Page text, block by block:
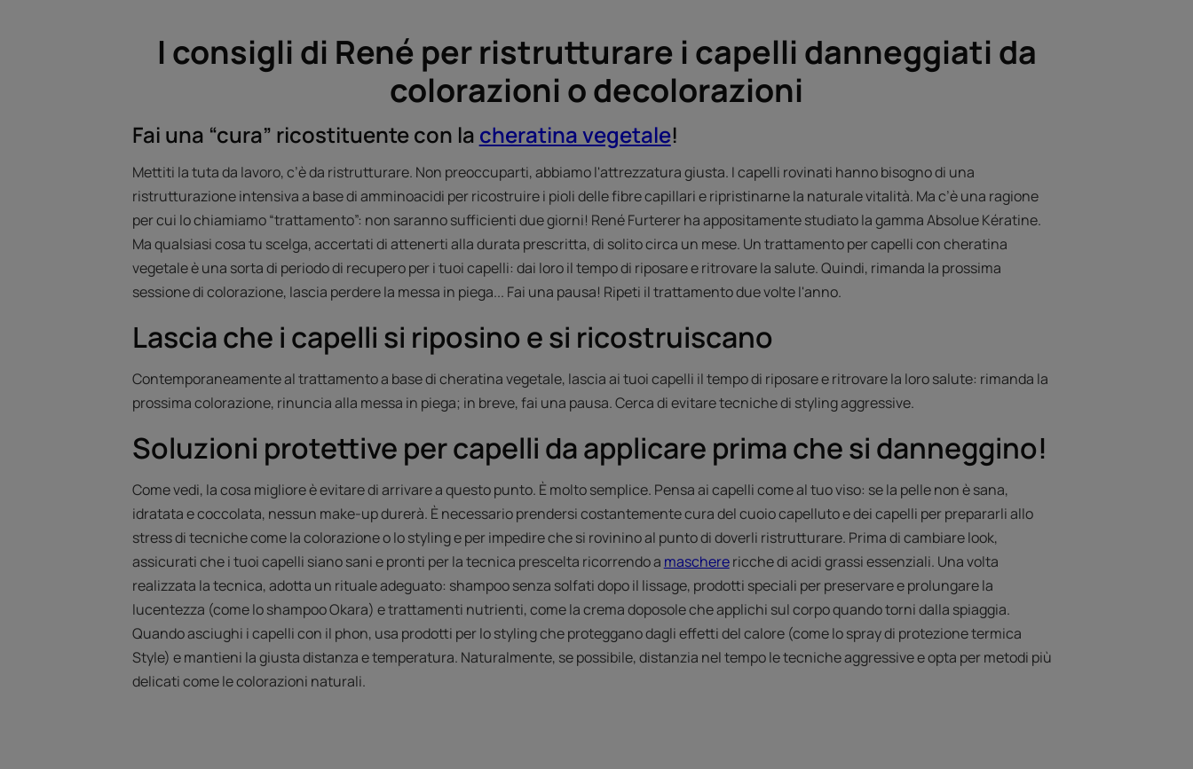
I consigli di René per ristrutturare i capelli danneggiati da
colorazioni o decolorazioni
Fai una “cura” ricostituente con la cheratina vegetale!
Mettiti la tuta da lavoro, c’è da ristrutturare. Non preoccuparti, abbiamo l'attrezzatura giusta. I capelli rovinati hanno bisogno di una
ristrutturazione intensiva a base di amminoacidi per ricostruire i pioli delle fibre capillari e ripristinarne la naturale vitalità. Ma c’è una ragione
per cui lo chiamiamo “trattamento”: non saranno sufficienti due giorni! René Furterer ha appositamente studiato la gamma Absolue Kératine.
Ma qualsiasi cosa tu scelga, accertati di attenerti alla durata prescritta, di solito circa un mese. Un trattamento per capelli con cheratina
vegetale è una sorta di periodo di recupero per i tuoi capelli: dai loro il tempo di riposare e ritrovare la salute. Quindi, rimanda la prossima
sessione di colorazione, lascia perdere la messa in piega... Fai una pausa! Ripeti il trattamento due volte l'anno.
Lascia che i capelli si riposino e si ricostruiscano
Contemporaneamente al trattamento a base di cheratina vegetale, lascia ai tuoi capelli il tempo di riposare e ritrovare la loro salute: rimanda la
prossima colorazione, rinuncia alla messa in piega; in breve, fai una pausa. Cerca di evitare tecniche di styling aggressive.
Soluzioni protettive per capelli da applicare prima che si danneggino!
Come vedi, la cosa migliore è evitare di arrivare a questo punto. È molto semplice. Pensa ai capelli come al tuo viso: se la pelle non è sana,
idratata e coccolata, nessun make-up durerà. È necessario prendersi costantemente cura del cuoio capelluto e dei capelli per prepararli allo
stress di tecniche come la colorazione o lo styling e per impedire che si rovinino al punto di doverli ristrutturare. Prima di cambiare look,
assicurati che i tuoi capelli siano sani e pronti per la tecnica prescelta ricorrendo a mascherericche di acidi grassi essenziali. Una volta
realizzata la tecnica, adotta un rituale adeguato: shampoo senza solfati dopo il lissage, prodotti speciali per preservare e prolungare la
lucentezza (come lo shampoo Okara) e trattamenti nutrienti, come la crema doposole che applichi sul corpo quando torni dalla spiaggia.
Quando asciughi i capelli con il phon, usa prodotti per lo styling che proteggano dagli effetti del calore (come lo spray di protezione termica
Style) e mantieni la giusta distanza e temperatura. Naturalmente, se possibile, distanzia nel tempo le tecniche aggressive e opta per metodi più
delicati come le colorazioni naturali.